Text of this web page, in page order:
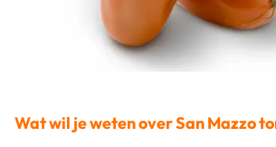
Wat wil je weten over San Mazzo